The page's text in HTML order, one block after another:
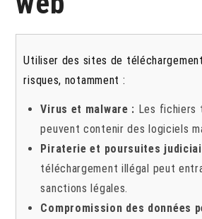
Utiliser des sites de
risques, notamment :
Virus et malware : Les fichiers
peuvent contenir des logiciels
Piraterie et poursuites
téléchargement illégal peut
sanctions légales.
Compromission des données